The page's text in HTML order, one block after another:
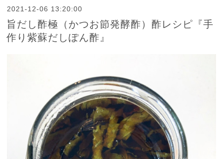
2021-12-06 13:20:00
旨だし酢極（かつお節発酵酢）酢レシピ『手
作り紫蘇だしぽん酢』